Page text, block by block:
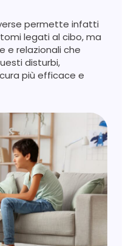
permette infatti
legati al cibo, ma
e relazionali che
disturbi,
più efficace e